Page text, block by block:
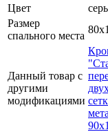
Цвет
Размер
спального места
Данный товар с
другими
модификациями